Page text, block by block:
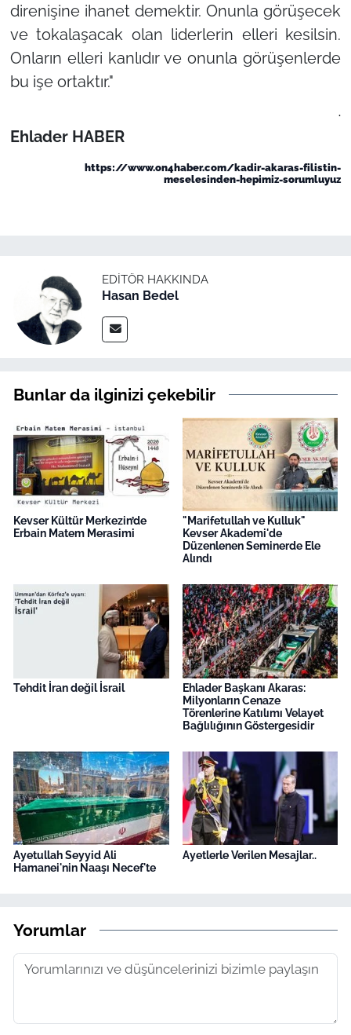
direnişine ihanet demektir. Onunla görüşecek
ve tokalaşacak olan liderlerin elleri kesilsin.
Onların elleri kanlıdır ve onunla görüşenlerde
bu işe ortaktır."
.
Ehlader HABER
https://www.on4haber.com/kadir-akaras-filistin-
meselesinden-hepimiz-sorumluyuz
EDITÖR HAKKINDA
Hasan Bedel
Bunlar da ilginizi çekebilir
Kevser Kültür Merkezin’de
Erbain Matem Merasimi
"Marifetullah ve Kulluk"
Kevser Akademi'de
Düzenlenen Seminerde Ele
Alındı
Tehdit İran değil İsrail
Ehlader Başkanı Akaras:
Milyonların Cenaze
Törenlerine Katılımı Velayet
Bağlılığının Göstergesidir
Ayetullah Seyyid Ali
Hamanei'nin Naaşı Necef'te
Ayetlerle Verilen Mesajlar..
Yorumlar